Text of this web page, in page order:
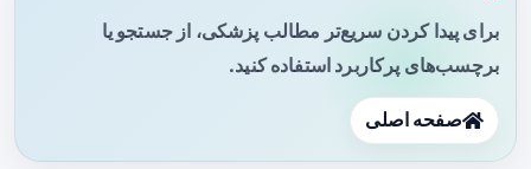
برای پیدا کردن سریع‌تر مطالب پزشکی، از جستجو یا
برچسب‌های پرکاربرد استفاده کنید.
صفحه اصلی